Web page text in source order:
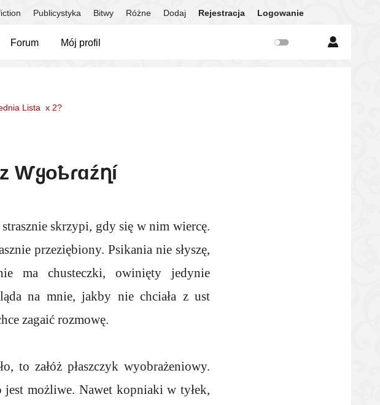
Publicystyka Bitwy Różne Dodaj Rejestracja Logowanie
Forum Mój profil
Lista x 2?
Ⱳყoҍɾɑźղí
skrzypi, gdy się w nim wiercę.
przeziębiony. Psikania nie słyszę,
ma chusteczki, owinięty jedynie
na mnie, jakby nie chciała z ust
zagaić rozmowę.
to załóż płaszczyk wyobrażeniowy.
jest możliwe. Nawet kopniaki w tyłek,